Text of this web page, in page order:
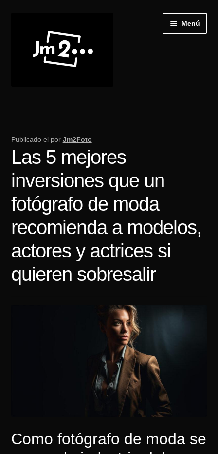
navegación
contenido
Menú
Recibir Castings
Publica tu casting
Blog
Tarifas
Contacto
Publicado el por Jm2Foto
Las 5 mejores
inversiones que un
fotógrafo de moda
recomienda a modelos,
actores y actrices si
quieren sobresalir
Como fotógrafo de moda se